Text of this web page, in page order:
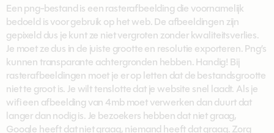
Een png-bestand is een rasterafbeelding die voornamelijk
bedoeld is voor gebruik op het web. De afbeeldingen zijn
gepixeld dus je kunt ze niet vergroten zonder kwaliteitsverlies.
Je moet ze dus in de juiste grootte en resolutie exporteren. Png’s
kunnen transparante achtergronden hebben. Handig! Bij
rasterafbeeldingen moet je er op letten dat de bestandsgrootte
niet te groot is. Je wilt tenslotte dat je website snel laadt. Als je
wifi een afbeelding van 4mb moet verwerken dan duurt dat
langer dan nodig is. Je bezoekers hebben dat niet graag,
Google heeft dat niet graag, niemand heeft dat graag. Zorg